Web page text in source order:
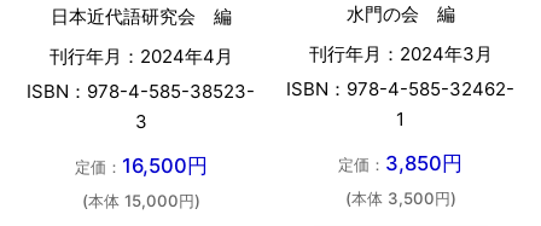
日本近代語研究会 編
刊行年月：2024年4月
ISBN：978-4-585-38523-
3
定価： 16,500円
(本体 15,000円)
水門の会 編
刊行年月：2024年3月
ISBN：978-4-585-32462-
1
定価： 3,850円
(本体 3,500円)